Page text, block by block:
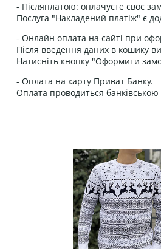
- Післяплатою: оплачуєте своє
Послуга "Накладений платіж" є
- Онлайн оплата на сайті при
Після введення даних в кошику
Натисніть кнопку "Оформити
- Оплата на карту Приват Банку.
Оплата проводиться